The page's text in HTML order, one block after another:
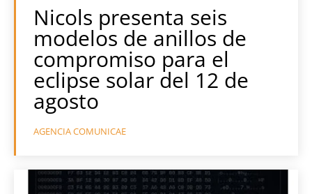
Nicols presenta seis
modelos de anillos de
compromiso para el
eclipse solar del 12 de
agosto
AGENCIA COMUNICAE